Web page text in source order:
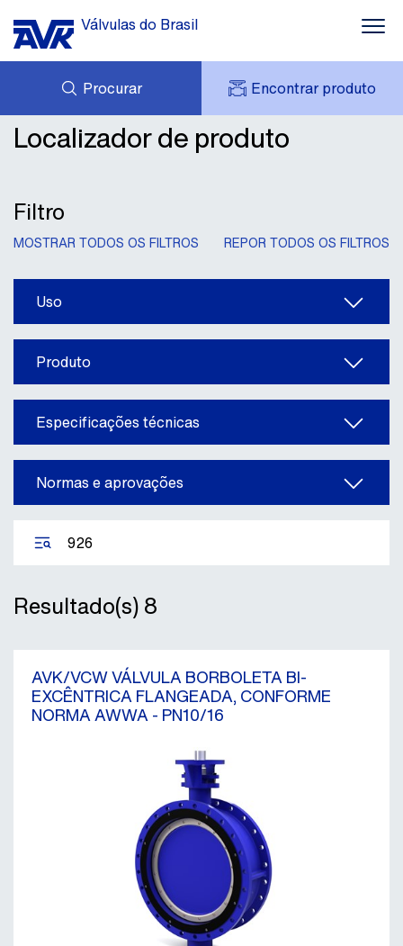
Válvulas do Brasil
Água
Esgoto
Solução Industrial
Conhecimento
Procurar Encontrar produto
DOWNLOADS
CONTATOS
SOBRE NÓS
CARRINHO
Localizador de produto
Filtro
MOSTRAR TODOS OS FILTROS REPOR TODOS OS FILTROS
Uso
Produto
Especificações técnicas
Normas e aprovações
Resultado(s)8
AVK/VCW VÁLVULA BORBOLETA BI-
EXCÊNTRICA FLANGEADA, CONFORME
NORMA AWWA - PN10/16